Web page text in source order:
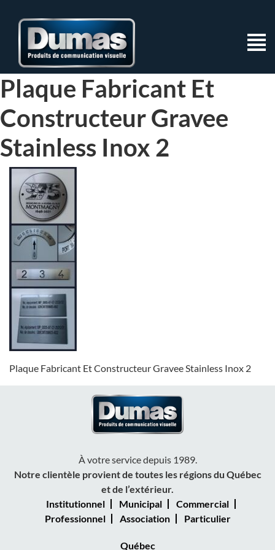
Plaque Fabricant Et
Constructeur Gravee
Stainless Inox 2
Plaque Fabricant Et Constructeur Gravee Stainless Inox 2
À votre service depuis 1989.
Notre clientèle provient de toutes les régions du Québec
et de l’extérieur.
Institutionnel
Municipal
Commercial
Professionnel
Association Particulier
Québec